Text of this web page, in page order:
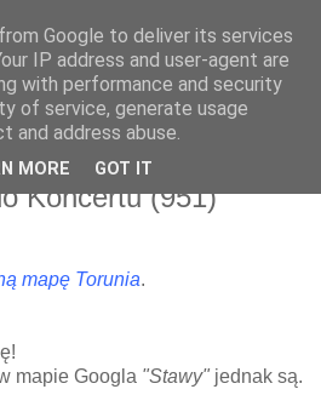
Koncertu (951)
mapę Torunia.
mapie Googla "Stawy" jednak są.
Google to deliver its services
IP address and user-agent are
with performance and security
of service, generate usage
address abuse.
MORE GOT IT